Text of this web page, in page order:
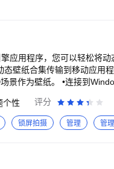
纸控的快乐天地，让你的壁
述联系邮箱向我们提交书
应用程序，您可以轻松将
壁纸合集传输到移动应用程
景作为壁纸。 •连接到
•该应用程序完全不含广告，也不
持，请访问我们帮助网站上的
个性 评分
锁屏拍摄 管理 管理